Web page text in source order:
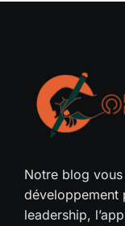
Notre blog
développement
leadership,